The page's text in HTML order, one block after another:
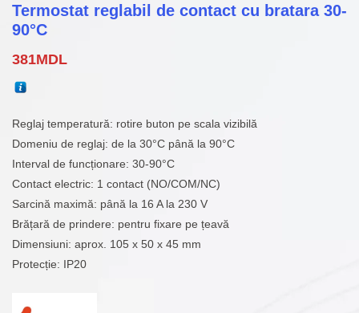
Termostat reglabil de contact cu bratara 30-
90°C
381MDL
Reglaj temperatură: rotire buton pe scala vizibilă
Domeniu de reglaj: de la 30°C până la 90°C
Interval de funcționare: 30-90°C
Contact electric: 1 contact (NO/COM/NC)
Sarcină maximă: până la 16 A la 230 V
Brățară de prindere: pentru fixare pe țeavă
Dimensiuni: aprox. 105 x 50 x 45 mm
Protecție: IP20